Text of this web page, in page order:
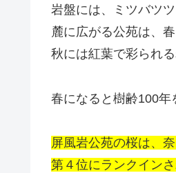
岩盤には、ミツバツ
麓に広がる公苑は、
秋には紅葉で彩られ
春になると樹齢100年
屏風岩公苑の桜は、
第４位にランクインさ